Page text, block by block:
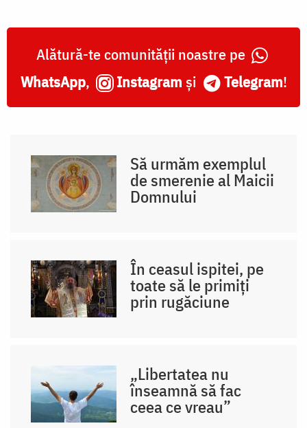
Alătură-te comunității noastre pe
WhatsApp, Instagram și Telegram!
Să urmăm exemplul
de smerenie al Maicii
Domnului
În ceasul ispitei, pe
toate să le primiți
prin rugăciune
„Libertatea nu
înseamnă să fac
ceea ce vreau”